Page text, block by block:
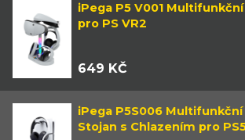
iPega P5 V001
pro PS VR2
649 KČ
iPega P5S006 Multifunkční
Stojan s Chlazením pro